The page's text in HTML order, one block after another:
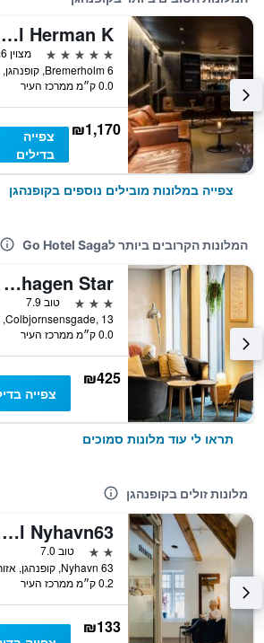
Boutique Hotel Herman K
5 כוכבים
מצוין 8.6
0.0 ק״מ ממרכז העיר
₪1,170
צפייה
בדילים
צפייה במלונות מובילים נוספים בקופנהגן
המלונות הקרובים ביותר לGo Hotel Saga
Good Morning City Copenhagen Star
3 כוכבים
טוב 7.9
0.0 ק״מ ממרכז העיר
₪425
צפייה
תראו לי עוד מלונות סמוכים
מלונות זולים בקופנהגן
Hotel Nyhavn63
2 כוכבים
טוב 7.0
0.2 ק״מ ממרכז העיר
₪133